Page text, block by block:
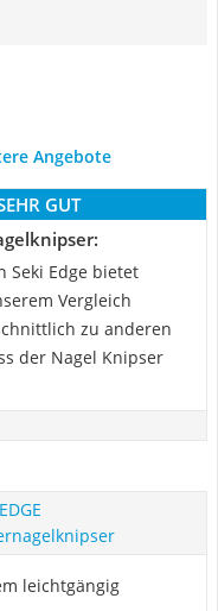
Angebote
GUT
Seki Edge bietet
Vergleich
zu anderen
der Nagel Knipser
leichtgängig